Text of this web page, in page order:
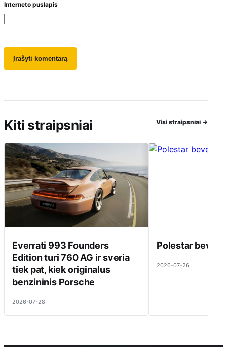
Interneto puslapis
Kiti straipsniai Visi straipsniai →
Everrati 993 Founders
Edition turi 760 AG ir sveria
tiek pat, kiek originalus
benzininis Porsche
2026-07-28
Polestar beveik
2026-07-26